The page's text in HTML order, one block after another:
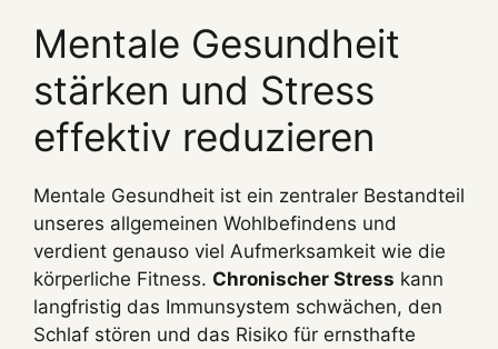
Mentale Gesundheit
stärken und Stress
effektiv reduzieren
Mentale Gesundheit ist ein zentraler Bestandteil
unseres allgemeinen Wohlbefindens und
verdient genauso viel Aufmerksamkeit wie die
körperliche Fitness. Chronischer Stress kann
langfristig das Immunsystem schwächen, den
Schlaf stören und das Risiko für ernsthafte